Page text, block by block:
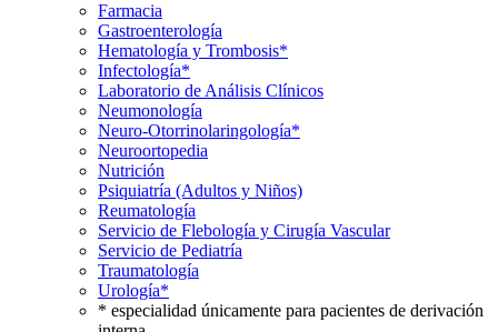
Farmacia
Gastroenterología
Hematología y Trombosis*
Infectología*
Laboratorio de Análisis Clínicos
Neumonología
Neuro-Otorrinolaringología*
Neuroortopedia
Nutrición
Psiquiatría (Adultos y Niños)
Reumatología
Servicio de Flebología y Cirugía Vascular
Servicio de Pediatría
Traumatología
Urología*
* especialidad únicamente para pacientes de derivación